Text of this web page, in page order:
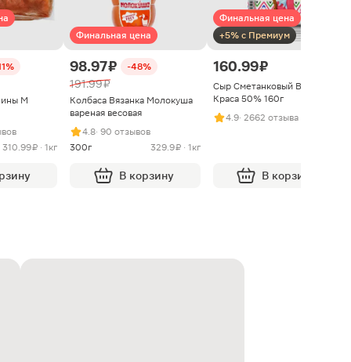
М
310.99 ₽ · 1кг
Финальная цена
98.97 ₽ -48%
191.99 ₽
Колбаса Вязанка Молокуша
вареная весовая
4.8· 90 отзывов
300г
329.9 ₽ · 1кг
В корзину
Финальная цена
+5% с Премиум
160.99 ₽
Сыр Сметанковый Варвара
Краса 50% 160г
4.9· 2662 отзыва
В корзину